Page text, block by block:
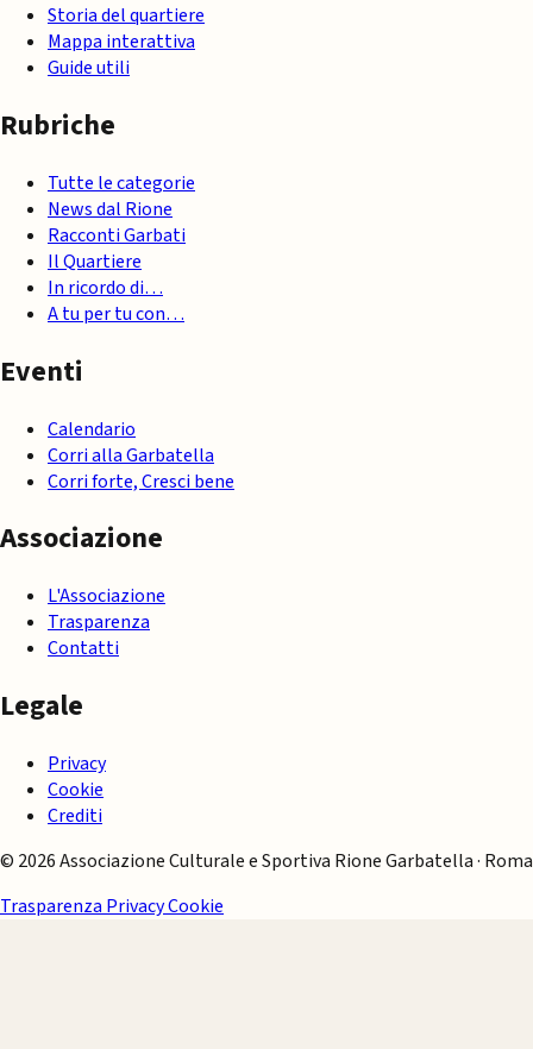
Storia del quartiere
Mappa interattiva
Guide utili
Rubriche
Tutte le categorie
News dal Rione
Racconti Garbati
Il Quartiere
In ricordo di…
A tu per tu con…
Eventi
Calendario
Corri alla Garbatella
Corri forte, Cresci bene
Associazione
L'Associazione
Trasparenza
Contatti
Legale
Privacy
Cookie
Crediti
© 2026 Associazione Culturale e Sportiva Rione Garbatella · Roma
Trasparenza PrivacyCookie